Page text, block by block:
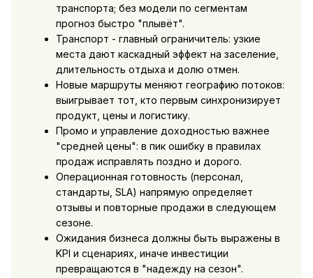
транспорта; без модели по сегментам
прогноз быстро "плывёт".
Транспорт - главный ограничитель: узкие
места дают каскадный эффект на заселение,
длительность отдыха и долю отмен.
Новые маршруты меняют географию потоков:
выигрывает тот, кто первым синхронизирует
продукт, цены и логистику.
Промо и управление доходностью важнее
"средней цены": в пик ошибку в правилах
продаж исправлять поздно и дорого.
Операционная готовность (персонал,
стандарты, SLA) напрямую определяет
отзывы и повторные продажи в следующем
сезоне.
Ожидания бизнеса должны быть выражены в
KPI и сценариях, иначе инвестиции
превращаются в "надежду на сезон".